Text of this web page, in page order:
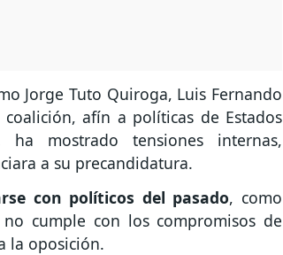
Jorge Tuto Quiroga, Luis Fernando
afín a políticas de Estados
mostrado tensiones internas,
a su precandidatura.
con políticos del pasado, como
cumple con los compromisos de
la oposición.